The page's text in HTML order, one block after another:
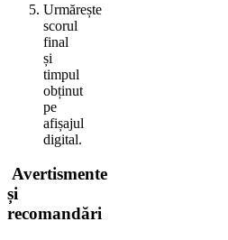
Urmărește
scorul
final
și
timpul
obținut
pe
afișajul
digital.
Avertismente
și
recomandări